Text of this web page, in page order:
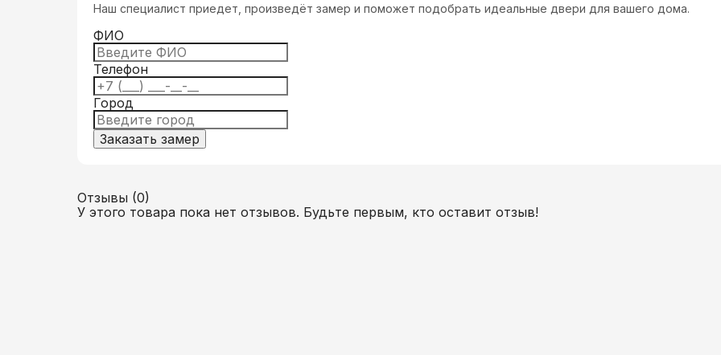
Наш специалист приедет, произведёт замер и поможет подобрать идеальные двери для вашего дома.
ФИО
Телефон
Город
Заказать замер
Отзывы (0)
У этого товара пока нет отзывов. Будьте первым, кто оставит отзыв!